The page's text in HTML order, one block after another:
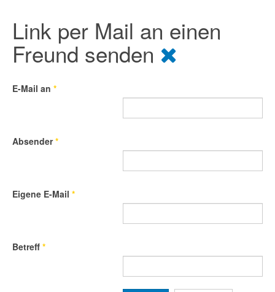
Link per Mail an einen
Freund senden
E-Mail an *
Absender*
Eigene E-Mail *
Betreff *